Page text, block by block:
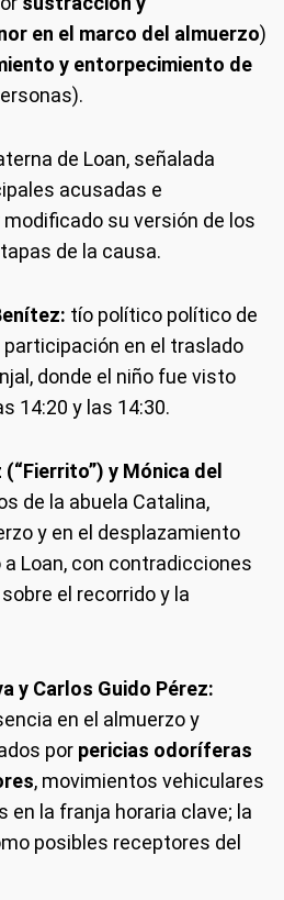
en el marco del almuerzo)
y entorpecimiento de
de Loan, señalada
acusadas e
su versión de los
de la causa.
tío político político de
participación en el traslado
donde el niño fue visto
14:20 y las 14:30.
y Mónica del
de la abuela Catalina,
y en el desplazamiento
Loan, con contradicciones
el recorrido y la
y Carlos Guido Pérez:
en el almuerzo y
por pericias odoríferas
, movimientos vehiculares
la franja horaria clave; la
posibles receptores del